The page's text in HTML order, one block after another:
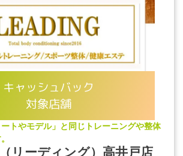
キャッシュバック
対象店舗
ートやモデル」と同じトレーニングや整体
リーディング）高井戸店